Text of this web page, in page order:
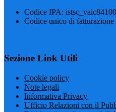
Codice IPA:
Codice unico di
Sezione Link Utili
Cookie policy
Note legali
Informativa Privacy
Ufficio Relazioni con il